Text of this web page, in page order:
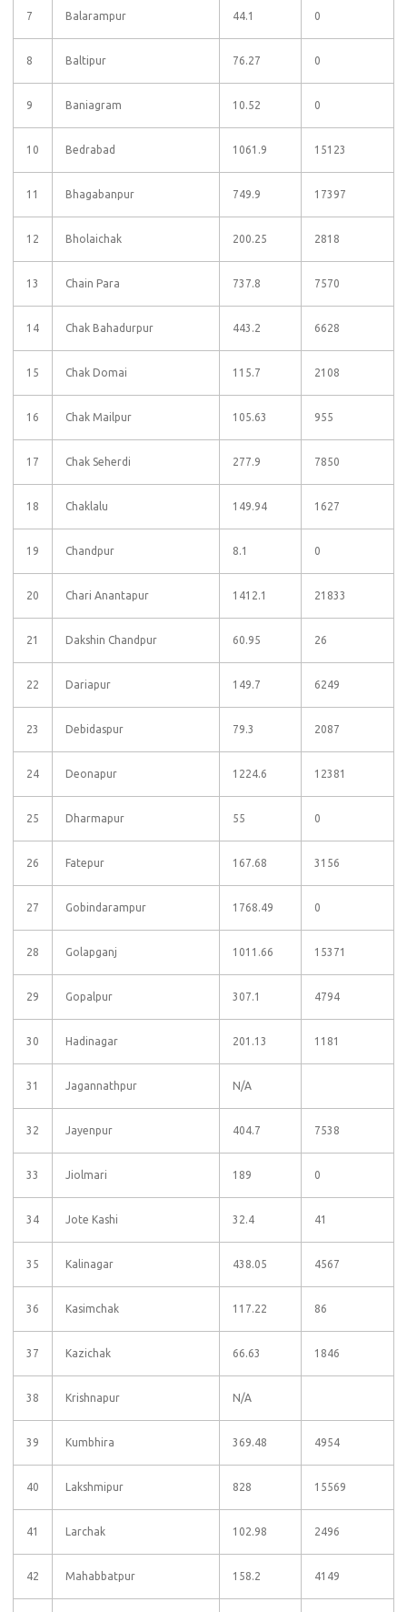
7 Balarampur 44.1 0
8 Baltipur 76.27 0
9 Baniagram 10.52 0
10 Bedrabad 1061.9 15123
11 Bhagabanpur 749.9 17397
12 Bholaichak 200.25 2818
13 Chain Para 737.8 7570
14 Chak Bahadurpur 443.2 6628
15 Chak Domai 115.7 2108
16 Chak Mailpur 105.63 955
17 Chak Seherdi 277.9 7850
18 Chaklalu 149.94 1627
19 Chandpur 8.1 0
20 Chari Anantapur 1412.1 21833
21 Dakshin Chandpur 60.95 26
22 Dariapur 149.7 6249
23 Debidaspur 79.3 2087
24 Deonapur 1224.6 12381
25 Dharmapur 55 0
26 Fatepur 167.68 3156
27 Gobindarampur 1768.49 0
28 Golapganj 1011.66 15371
29 Gopalpur 307.1 4794
30 Hadinagar 201.13 1181
31 Jagannathpur N/A
32 Jayenpur 404.7 7538
33 Jiolmari 189 0
34 Jote Kashi 32.4 41
35 Kalinagar 438.05 4567
36 Kasimchak 117.22 86
37 Kazichak 66.63 1846
38 Krishnapur N/A
39 Kumbhira 369.48 4954
40 Lakshmipur 828 15569
41 Larchak 102.98 2496
42 Mahabbatpur 158.2 4149